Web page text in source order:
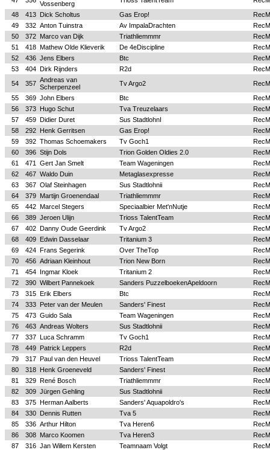
Vossenberg
48
413 Dick Scholtus Gas Erop!
RecM
49
332 Anton Tuinstra Av ImpalaDrachten
RecM
50
372 Marco van Dijk Triathliemmmr
RecM
51
418 Mathew Olde Klieverik De 4eDiscipline
RecM
52
436 Jens Elbers Btc
RecM
53
404 Dirk Rijnders R2d
RecM
54
357 Andreas van
Scherpenzeel
Tv Argo2
RecM
55
369 John Elbers Btc
RecM
56
373 Hugo Schut Tva Treuzelaars
RecM
57
459 Didier Duret Sus StadtlohnI
RecM
58
292 Henk Gerritsen Gas Erop!
RecM
59
392 Thomas Schoemakers Tv Goch1
RecM
60
396 Stijn Dols Trion Golden Oldies 2.0
RecM
61
471 Gert Jan Smelt Team Wageningen
RecM
62
467 Waldo Duin Metaglasexpresse
RecM
63
367 Olaf Steinhagen Sus Stadtlohnii
RecM
64
379 Martijn Groenendaal Triathliemmmr
RecM
65
442 Marcel Stegers Speciaalbier Met'nNutje
RecM
66
389 Jeroen Ulijn Trioss TalentTeam
RecM
67
402 Danny Oude Geerdink Tv Argo2
RecM
68
409 Edwin Dasselaar Tritanium 3
RecM
69
424 Frans Segerink Over TheTop
RecM
70
456 Adriaan Kleinhout Trion New Born
RecM
71
454 Ingmar Kloek Tritanium 2
RecM
72
390 Wilbert Pannekoek Sanders PuzzelboekenApeldoorn
RecM
73
315 Erik Elbers Btc
RecM
74
333 Peter van der Meulen Sanders' Finest
RecM
75
473 Guido Sala Team Wageningen
RecM
76
463 Andreas Wolters Sus Stadtlohnii
RecM
77
337 Luca Schramm Tv Goch1
RecM
78
449 Patrick Leppers R2d
RecM
79
317 Paul van den Heuvel Trioss TalentTeam
RecM
80
318 Henk Groeneveld Sanders' Finest
RecM
81
329 René Bosch Triathliemmmr
RecM
82
309 Jürgen Gehling Sus Stadtlohnii
RecM
83
375 Herman Aalberts Sanders' Aquapoldro's
RecM
84
330 Dennis Rutten Tva 5
RecM
85
336 Arthur Hilton Tva Heren6
RecM
86
308 Marco Koomen Tva Heren3
RecM
87
316 Jan Willem Kersten Teamnaam Volgt
RecM